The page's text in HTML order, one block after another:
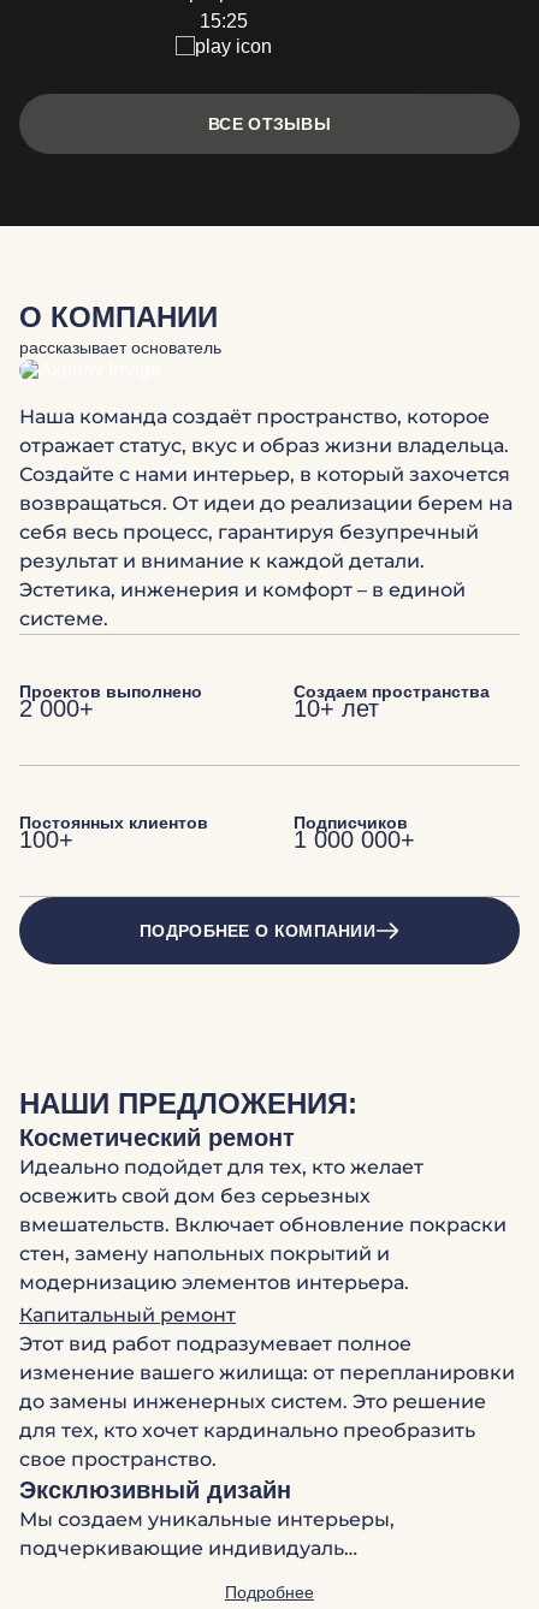
15:25
ВСЕ ОТЗЫВЫ
О КОМПАНИИ
рассказывает основатель
Наша команда создаёт пространство, которое
отражает статус, вкус и образ жизни владельца.
Создайте с нами интерьер, в который захочется
возвращаться. От идеи до реализации берем на
себя весь процесс, гарантируя безупречный
результат и внимание к каждой детали.
Эстетика, инженерия и комфорт – в единой
системе.
Проектов выполнено
2 000+
Создаем пространства
10+ лет
Постоянных клиентов
100+
Подписчиков
1 000 000+
ПОДРОБНЕЕ О КОМПАНИИ
НАШИ ПРЕДЛОЖЕНИЯ:
Косметический ремонт
Идеально подойдет для тех, кто желает
освежить свой дом без серьезных
вмешательств. Включает обновление покраски
стен, замену напольных покрытий и
модернизацию элементов интерьера.
Капитальный ремонт
Этот вид работ подразумевает полное
изменение вашего жилища: от перепланировки
до замены инженерных систем. Это решение
для тех, кто хочет кардинально преобразить
свое пространство.
Эксклюзивный дизайн
Мы создаем уникальные интерьеры,
подчеркивающие индивидуаль…
Подробнее